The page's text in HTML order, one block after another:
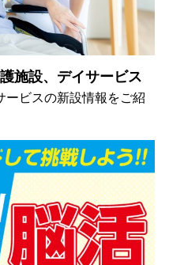
施設、デイサービス
ービスの新設情報をご紹